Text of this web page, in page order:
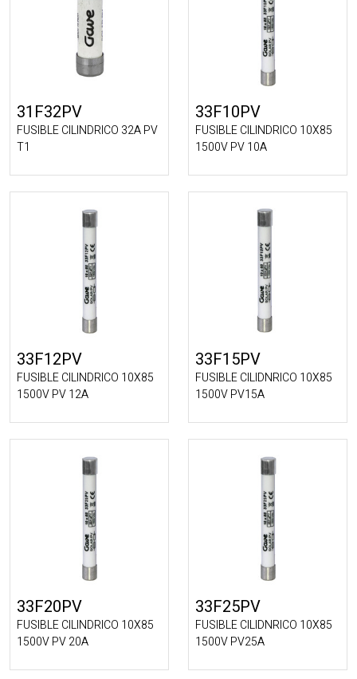
31F32PV
FUSIBLE CILINDRICO 32A PV
T1
33F10PV
FUSIBLE CILINDRICO 10X85
1500V PV 10A
33F12PV
FUSIBLE CILINDRICO 10X85
1500V PV 12A
33F15PV
FUSIBLE CILIDNRICO 10X85
1500V PV15A
33F20PV
FUSIBLE CILINDRICO 10X85
1500V PV 20A
33F25PV
FUSIBLE CILIDNRICO 10X85
1500V PV25A